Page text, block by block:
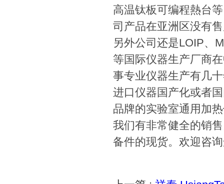
高温钛板可编程熱台
司产品在亚洲区没有
另外公司还是LOIP、
等国际仪器生产厂商
事专业仪器生产有几
进口仪器国产化或者
品牌的实验室通用加
我们有非常健全的销
备件的现货。欢迎咨